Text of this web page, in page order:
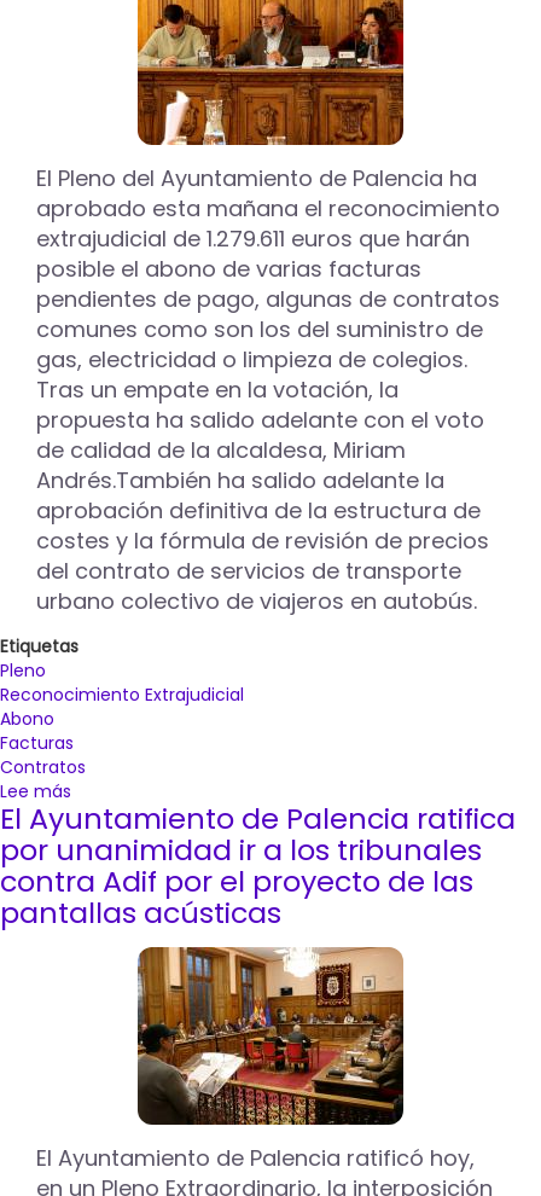
importe
correspondiente
154
facturas
de
servicios
ya
prestados
El Pleno del Ayuntamiento de Palencia ha
aprobado esta mañana el reconocimiento
extrajudicial de 1.279.611 euros que harán
posible el abono de varias facturas
pendientes de pago, algunas de contratos
comunes como son los del suministro de
gas, electricidad o limpieza de colegios.
Tras un empate en la votación, la
propuesta ha salido adelante con el voto
de calidad de la alcaldesa, Miriam
Andrés.También ha salido adelante la
aprobación definitiva de la estructura de
costes y la fórmula de revisión de precios
del contrato de servicios de transporte
urbano colectivo de viajeros en autobús.
Etiquetas
Pleno
Reconocimiento Extrajudicial
Abono
Facturas
Contratos
Lee más
El
Pleno
ha
aprobado
el
extrajudicial
abono
de
El Ayuntamiento de Palencia ratifica
por unanimidad ir a los tribunales
contra Adif por el proyecto de las
pantallas acústicas
El Ayuntamiento de Palencia ratificó hoy,
en un Pleno Extraordinario, la interposición